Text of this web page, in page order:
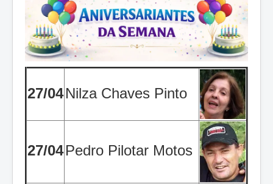
27/04Nilza Chaves Pinto
27/04Pedro Pilotar Motos